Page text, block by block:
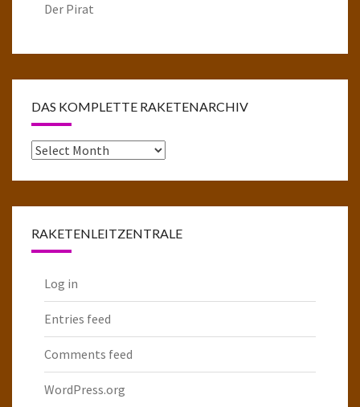
Der Pirat
DAS KOMPLETTE RAKETENARCHIV
Das
RAKETENLEITZENTRALE
Log in
Entries feed
Comments feed
WordPress.org